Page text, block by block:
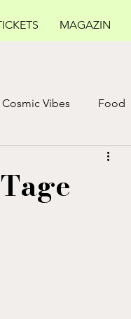
MAGAZIN
Cosmic Vibes Food